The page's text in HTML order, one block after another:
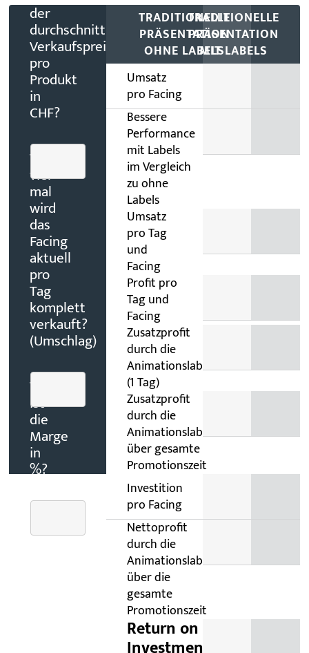
der
durchschnittliche
Verkaufspreis
pro
Produkt
in
CHF?
Wie
viel
mal
wird
das
Facing
aktuell
pro
Tag
komplett
verkauft?
(Umschlag)
Was
ist
die
Marge
in
%?
viele
(Promotionszeit)
TRADITIONELLE
PRÄSENTATION
OHNE LABELS
TRADITIONELLE
PRÄSENTATION
MIT LABELS
Umsatz
pro Facing
Bessere
Performance
mit Labels
im Vergleich
zu ohne
Labels
Umsatz
pro Tag
und
Facing
Profit pro
Tag und
Facing
Zusatzprofit
durch die
Animationslabels
(1 Tag)
Zusatzprofit
durch die
Animationslabels
über gesamte
Promotionszeit
Investition
pro Facing
Nettoprofit
durch die
Animationslabels
über die
gesamte
Promotionszeit
Return on